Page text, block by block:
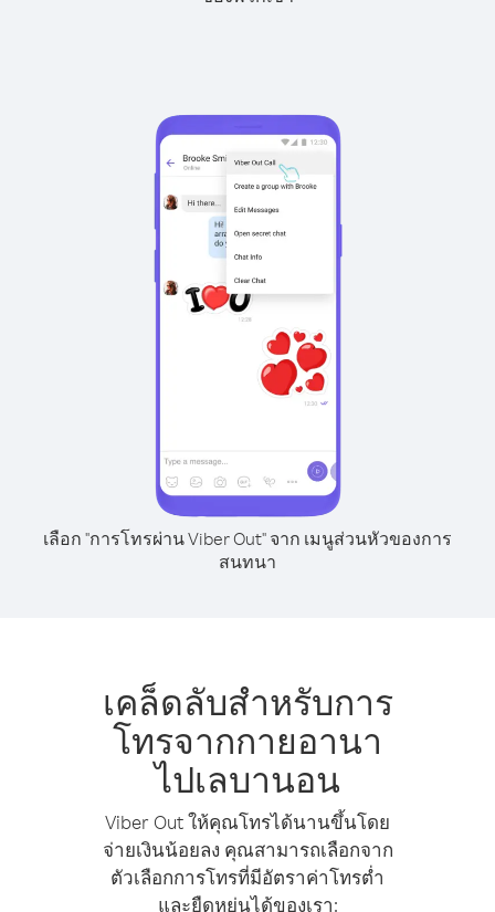
เลือก "การโทรผ่าน Viber Out" จาก เมนูส่วนหัวของการ
สนทนา
เคล็ดลับสำหรับการ
โทรจากกายอานา
ไปเลบานอน
Viber Out ให้คุณโทรได้นานขึ้นโดย
จ่ายเงินน้อยลง คุณสามารถเลือกจาก
ตัวเลือกการโทรที่มีอัตราค่าโทรต่ำ
และยืดหยุ่นได้ของเรา: